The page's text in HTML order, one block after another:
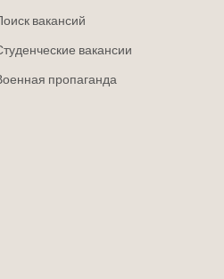
вакансий
вакансии
пропаганда